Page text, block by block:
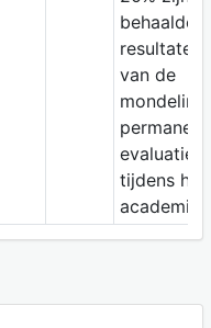
behaalde
resultaten
van de
evaluatie
tijdens het